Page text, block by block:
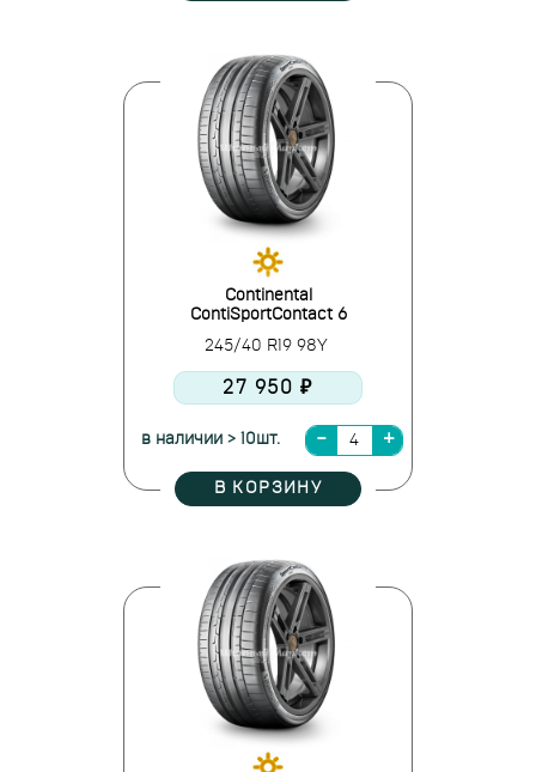
Continental
ContiSportContact 6
245/40 R19 98Y
27 950 ₽
в наличии > 10шт.
В КОРЗИНУ